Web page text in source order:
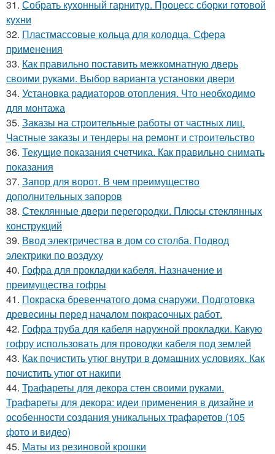
31. Собрать кухонный гарнитур. Процесс сборки готовой
кухни
32. Пластмассовые кольца для колодца. Сфера
применения
33. Как правильно поставить межкомнатную дверь
своими руками. Выбор варианта установки двери
34. Установка радиаторов отопления. Что необходимо
для монтажа
35. Заказы на строительные работы от частных лиц.
Частные заказы и тендеры на ремонт и строительство
36. Текущие показания счетчика. Как правильно снимать
показания
37. Запор для ворот. В чем преимущество
дополнительных запоров
38. Стеклянные двери перегородки. Плюсы стеклянных
конструкций
39. Ввод электричества в дом со столба. Подвод
электрики по воздуху
40. Гофра для прокладки кабеля. Назначение и
преимущества гофры
41. Покраска бревенчатого дома снаружи. Подготовка
древесины перед началом покрасочных работ.
42. Гофра труба для кабеля наружной прокладки. Какую
гофру использовать для проводки кабеля под землей
43. Как почистить утюг внутри в домашних условиях. Как
почистить утюг от накипи
44. Трафареты для декора стен своими руками.
Трафареты для декора: идеи применения в дизайне и
особенности создания уникальных трафаретов (105
фото и видео)
45. Маты из резиновой крошки